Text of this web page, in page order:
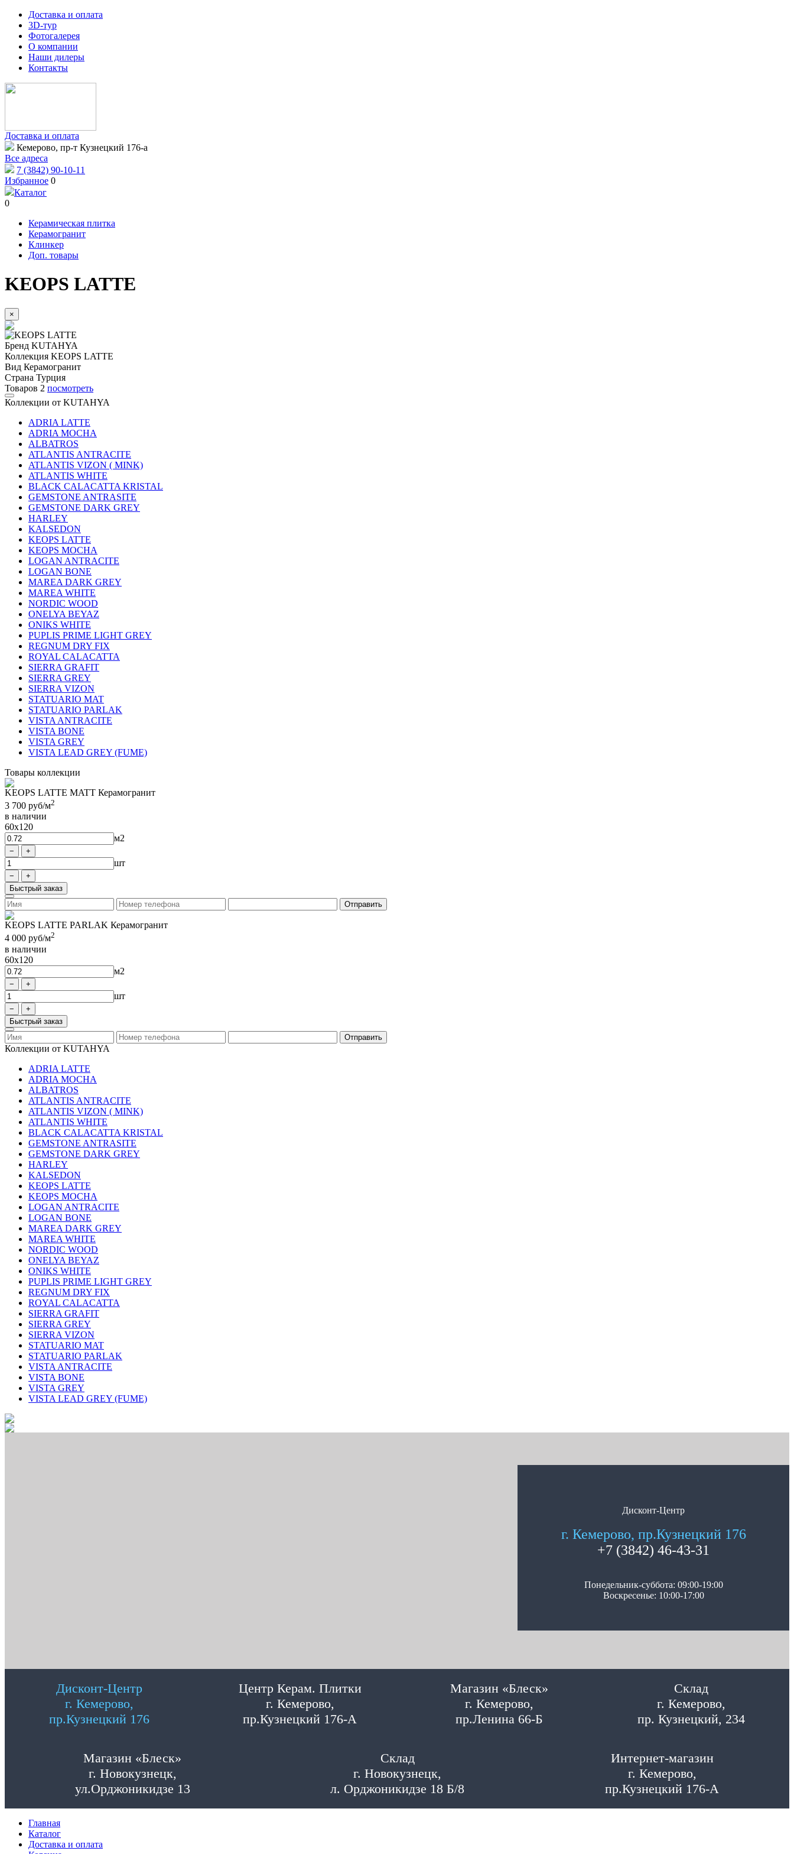
Доставка и оплата
3D-тур
Фотогалерея
О компании
Наши дилеры
Контакты
Доставка и оплата
Кемерово, пр-т Кузнецкий 176-а
Все адреса
7 (3842) 90-10-11
Избранное 0
Каталог
0
Керамическая плитка
Керамогранит
Клинкер
Доп. товары
KEOPS LATTE
×
Бренд KUTAHYA
Коллекция KEOPS LATTE
Вид Керамогранит
Страна Турция
Товаров 2 посмотреть
Коллекции от KUTAHYA
ADRIA LATTE
ADRIA MOCHA
ALBATROS
ATLANTIS ANTRACITE
ATLANTIS VIZON ( MINK)
ATLANTIS WHITE
BLACK CALACATTA KRISTAL
GEMSTONE ANTRASITE
GEMSTONE DARK GREY
HARLEY
KALSEDON
KEOPS LATTE
KEOPS MOCHA
LOGAN ANTRACITE
LOGAN BONE
MAREA DARK GREY
MAREA WHITE
NORDIC WOOD
ONELYA BEYAZ
ONIKS WHITE
PUPLIS PRIME LIGHT GREY
REGNUM DRY FIX
ROYAL CALACATTA
SIERRA GRAFIT
SIERRA GREY
SIERRA VIZON
STATUARIO MAT
STATUARIO PARLAK
VISTA ANTRACITE
VISTA BONE
VISTA GREY
VISTA LEAD GREY (FUME)
Товары коллекции
KEOPS LATTE MATT Керамогранит
3 700 руб/м2
в наличии
60x120
м2
шт
Быстрый заказ
KEOPS LATTE PARLAK Керамогранит
4 000 руб/м2
в наличии
60x120
м2
шт
Быстрый заказ
Коллекции от KUTAHYA
ADRIA LATTE
ADRIA MOCHA
ALBATROS
ATLANTIS ANTRACITE
ATLANTIS VIZON ( MINK)
ATLANTIS WHITE
BLACK CALACATTA KRISTAL
GEMSTONE ANTRASITE
GEMSTONE DARK GREY
HARLEY
KALSEDON
KEOPS LATTE
KEOPS MOCHA
LOGAN ANTRACITE
LOGAN BONE
MAREA DARK GREY
MAREA WHITE
NORDIC WOOD
ONELYA BEYAZ
ONIKS WHITE
PUPLIS PRIME LIGHT GREY
REGNUM DRY FIX
ROYAL CALACATTA
SIERRA GRAFIT
SIERRA GREY
SIERRA VIZON
STATUARIO MAT
STATUARIO PARLAK
VISTA ANTRACITE
VISTA BONE
VISTA GREY
VISTA LEAD GREY (FUME)
Дисконт-Центр
г. Кемерово, пр.Кузнецкий 176
+7 (3842) 46-43-31
Понедельник-суббота: 09:00-19:00
Воскресенье: 10:00-17:00
Дисконт-Центр
г. Кемерово,
пр.Кузнецкий 176
Центр Керам. Плитки
г. Кемерово,
пр.Кузнецкий 176-А
Магазин «Блеск»
г. Кемерово,
пр.Ленина 66-Б
Склад
г. Кемерово,
пр. Кузнецкий, 234
Магазин «Блеск»
г. Новокузнецк,
ул.Орджоникидзе 13
Склад
г. Новокузнецк,
л. Орджоникидзе 18 Б/8
Интернет-магазин
г. Кемерово,
пр.Кузнецкий 176-А
Главная
Каталог
Доставка и оплата